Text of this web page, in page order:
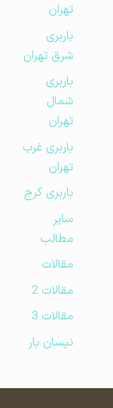
تهران
باربری
شرق تهران
باربری
شمال
تهران
باربری غرب
تهران
باربری کرج
مطالب
مقالات
مقالات 2
مقالات 3
نیسان بار